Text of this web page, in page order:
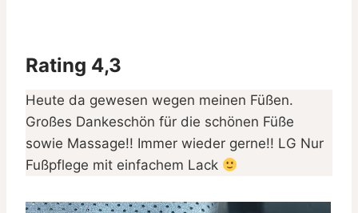
Rating 4,3
Heute da gewesen wegen meinen Füßen.
Großes Dankeschön für die schönen Füße
sowie Massage!! Immer wieder gerne!! LG Nur
Fußpflege mit einfachem Lack